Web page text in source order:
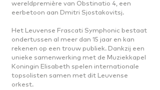
wereldpremière van Obstinatio 4, een
eerbetoon aan Dmitri Sjostakovitsj.
Het Leuvense Frascati Symphonic bestaat
ondertussen al meer dan 15 jaar en kan
rekenen op een trouw publiek. Dankzij een
unieke samenwerking met de Muziekkapel
Koningin Elisabeth spelen internationale
topsolisten samen met dit Leuvense
orkest.